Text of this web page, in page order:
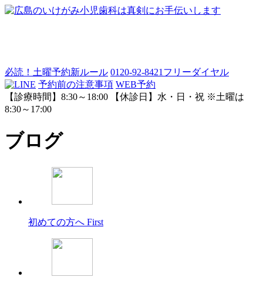
必読！土曜予約新ルール 0120-92-8421 フリーダイヤル
予約前の注意事項 WEB予約
【診療時間】8:30～18:00 【休診日】水・日・祝 ※土曜は
8:30～17:00
ブログ
初めての方へ First